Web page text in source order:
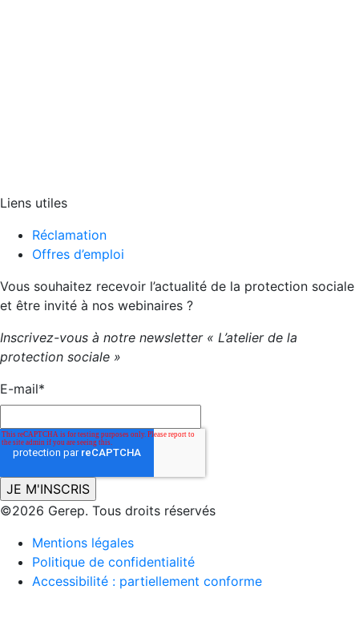
Liens utiles
Réclamation
Offres d’emploi
Vous souhaitez recevoir l’actualité de la protection sociale
et être invité à nos webinaires ?
Inscrivez-vous à notre newsletter « L’atelier de la
protection sociale »
E-mail*
©2026 Gerep. Tous droits réservés
Mentions légales
Politique de confidentialité
Accessibilité : partiellement conforme